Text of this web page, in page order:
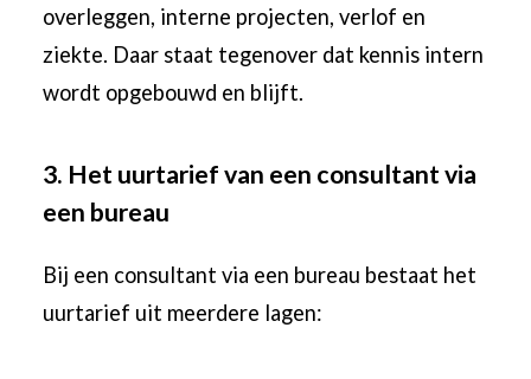
overleggen, interne projecten, verlof en
ziekte. Daar staat tegenover dat kennis intern
wordt opgebouwd en blijft.
3. Het uurtarief van een consultant via
een bureau
Bij een consultant via een bureau bestaat het
uurtarief uit meerdere lagen: